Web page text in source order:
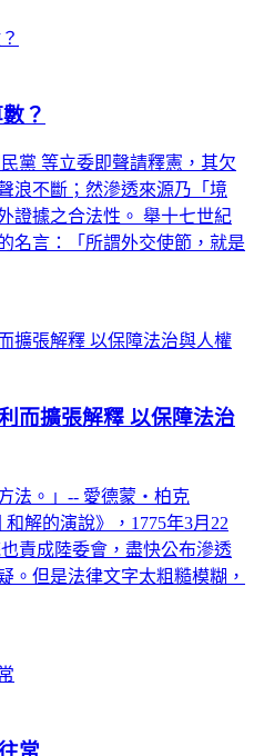
？
黨 等立委即聲請釋憲，其欠
浪不斷；然滲透來源乃「境
證據之合法性。 舉十七世紀
名言：「所謂外交使節，就是
而擴張解釋 以保障法治
法。」-- 愛德蒙‧柏克
解的演說》，1775年3月22
責成陸委會，盡快公布滲透
。但是法律文字太粗糙模糊，
常